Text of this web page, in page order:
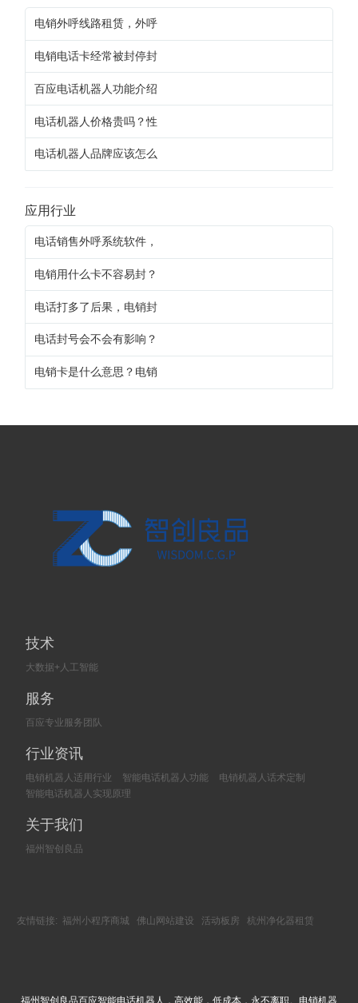
电销外呼线路租赁，外呼
电销电话卡经常被封停封
百应电话机器人功能介绍
电话机器人价格贵吗？性
电话机器人品牌应该怎么
应用行业
电话销售外呼系统软件，
电销用什么卡不容易封？
电话打多了后果，电销封
电话封号会不会有影响？
电销卡是什么意思？电销
技术
大数据+人工智能
服务
百应专业服务团队
行业资讯
电销机器人适用行业 智能电话机器人功能
电销机器人话术定制
智能电话机器人实现原理
关于我们
福州智创良品
友情链接: 福州小程序商城 佛山网站建设 活动板房 杭州净化器租赁
福州智创良品百应智能电话机器人，高效能，低成本，永不离职。电销机器